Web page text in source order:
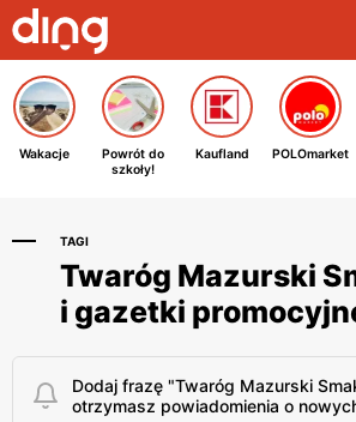
Wakacje
Powrót do
szkoły!
Kaufland POLOmarket
TAGI
Twaróg Mazurski
i gazetki
Dodaj frazę "Twaróg Mazurski
otrzymasz powiadomienia o